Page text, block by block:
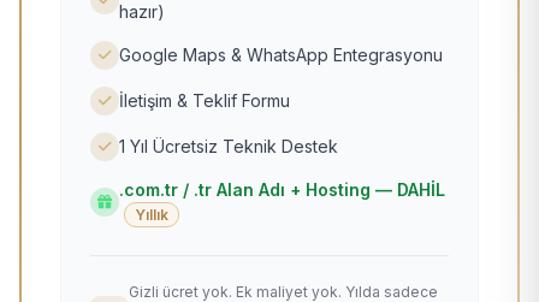
hazır)
Google Maps & WhatsApp Entegrasyonu
İletişim & Teklif Formu
1 Yıl Ücretsiz Teknik Destek
.com.tr / .tr Alan Adı + Hosting — DAHİL
Yıllık
Gizli ücret yok. Ek maliyet yok. Yılda sadece